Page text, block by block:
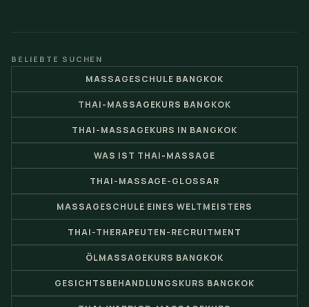
BELIEBTE SUCHEN
MASSAGESCHULE BANGKOK
THAI-MASSAGEKURS BANGKOK
THAI-MASSAGEKURS IN BANGKOK
WAS IST THAI-MASSAGE
THAI-MASSAGE-GLOSSAR
MASSAGESCHULE EINES WELTMEISTERS
THAI-THERAPEUTEN-RECRUITMENT
ÖLMASSAGEKURS BANGKOK
GESICHTSBEHANDLUNGSKURS BANGKOK